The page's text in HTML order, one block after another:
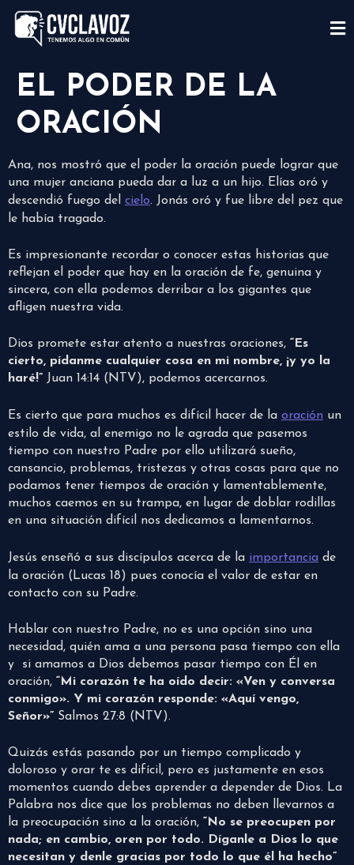
EL PODER DE LA
ORACIÓN
Ana, nos mostró que el poder la oración puede lograr que
una mujer anciana pueda dar a luz a un hijo. Elías oró y
descendió fuego del cielo. Jonás oró y fue libre del pez que
le había tragado.
Es impresionante recordar o conocer estas historias que
reflejan el poder que hay en la oración de fe, genuina y
sincera, con ella podemos derribar a los gigantes que
afligen nuestra vida.
Dios promete estar atento a nuestras oraciones, “Es
cierto, pídanme cualquier cosa en mi nombre, ¡y yo la
haré!” Juan 14:14 (NTV), podemos acercarnos.
Es cierto que para muchos es difícil hacer de la oración un
estilo de vida, al enemigo no le agrada que pasemos
tiempo con nuestro Padre por ello utilizará sueño,
cansancio, problemas, tristezas y otras cosas para que no
podamos tener tiempos de oración y lamentablemente,
muchos caemos en su trampa, en lugar de doblar rodillas
en una situación difícil nos dedicamos a lamentarnos.
Jesús enseñó a sus discípulos acerca de la importancia de
la oración (Lucas 18) pues conocía el valor de estar en
contacto con su Padre.
Hablar con nuestro Padre, no es una opción sino una
necesidad, quién ama a una persona pasa tiempo con ella
y si amamos a Dios debemos pasar tiempo con Él en
oración, “Mi corazón te ha oído decir: «Ven y conversa
conmigo». Y mi corazón responde: «Aquí vengo,
Señor»” Salmos 27:8 (NTV).
Quizás estás pasando por un tiempo complicado y
doloroso y orar te es difícil, pero es justamente en esos
momentos cuando debes aprender a depender de Dios. La
Palabra nos dice que los problemas no deben llevarnos a
la preocupación sino a la oración, “No se preocupen por
nada; en cambio, oren por todo. Díganle a Dios lo que
necesitan y denle gracias por todo lo que él ha hecho”